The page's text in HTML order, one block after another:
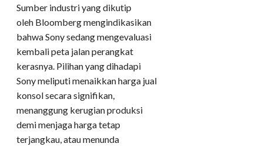
Sumber industri yang dikutip
oleh Bloomberg mengindikasikan
bahwa Sony sedang mengevaluasi
kembali peta jalan perangkat
kerasnya. Pilihan yang dihadapi
Sony meliputi menaikkan harga jual
konsol secara signifikan,
menanggung kerugian produksi
demi menjaga harga tetap
terjangkau, atau menunda